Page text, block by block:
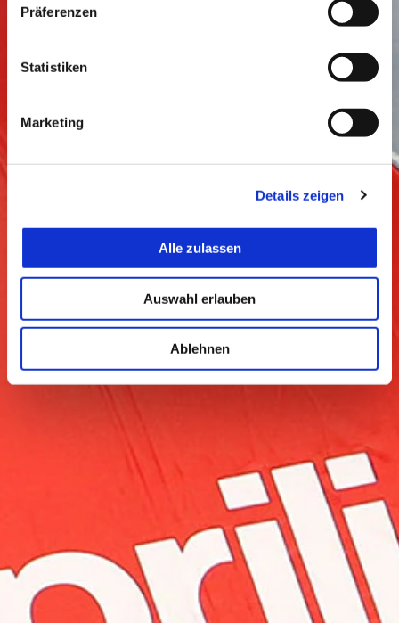
Präferenzen
Statistiken
Marketing
Details zeigen
Alle zulassen
Auswahl erlauben
Ablehnen